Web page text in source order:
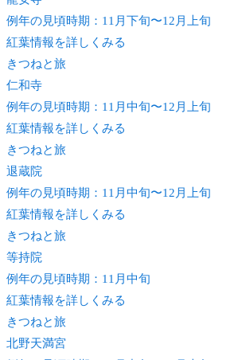
例年の見頃時期：11月下旬〜12月上旬
紅葉情報を詳しくみる
きつねと旅
仁和寺
例年の見頃時期：11月中旬〜12月上旬
紅葉情報を詳しくみる
きつねと旅
退蔵院
例年の見頃時期：11月中旬〜12月上旬
紅葉情報を詳しくみる
きつねと旅
等持院
例年の見頃時期：11月中旬
紅葉情報を詳しくみる
きつねと旅
北野天満宮